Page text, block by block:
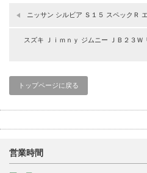
ニッサン シルビア Ｓ１５ スペックＲ
スズキ Ｊｉｍｎｙ ジムニー ＪＢ２３Ｗ
トップページに戻る
営業時間